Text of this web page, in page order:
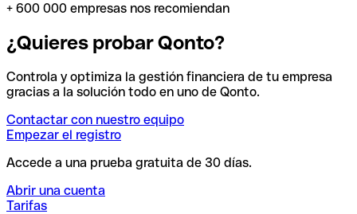
+ 600 000 empresas nos recomiendan
¿Quieres probar Qonto?
Controla y optimiza la gestión financiera de tu empresa
gracias a la solución todo en uno de Qonto.
Contactar con nuestro equipo
Empezar el registro
Accede a una prueba gratuita de 30 días.
Abrir una cuenta
Tarifas